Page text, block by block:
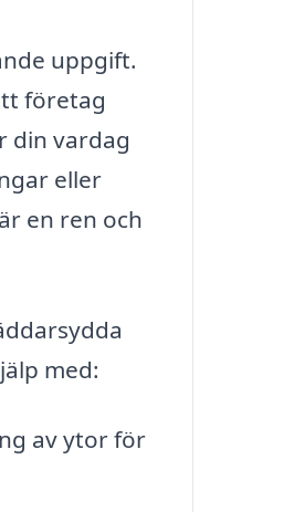
uppgift.
företag
din vardag
eller
en ren och
med:
av ytor för